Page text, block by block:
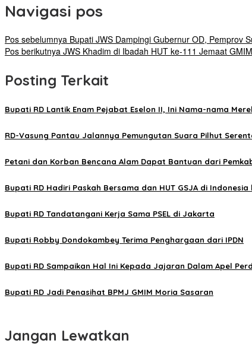
Navigasi pos
Pos sebelumnya Bupati JWS Dampingi Gubernur OD, Pemprov
Pos berikutnya JWS Khadim di Ibadah HUT ke-111 Jemaat
Posting Terkait
Bupati RD Lantik Enam Pejabat Eselon II, Ini Nama-nama
RD-Vasung Pantau Jalannya Pemungutan Suara Pilhut
Petani dan Korban Bencana Alam Dapat Bantuan dari
Bupati RD Hadiri Paskah Bersama dan HUT GSJA di Indonesia
Bupati RD Tandatangani Kerja Sama PSEL di Jakarta
Bupati Robby Dondokambey Terima Penghargaan dari IPDN
Bupati RD Sampaikan Hal Ini Kepada Jajaran Dalam Apel
Bupati RD Jadi Penasihat BPMJ GMIM Moria Sasaran
Jangan Lewatkan